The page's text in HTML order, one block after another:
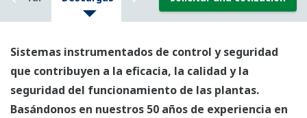
Sistemas instrumentados de control y seguridad
que contribuyen a la eficacia, la calidad y la
seguridad del funcionamiento de las plantas.
Basándonos en nuestros 50 años de experiencia en